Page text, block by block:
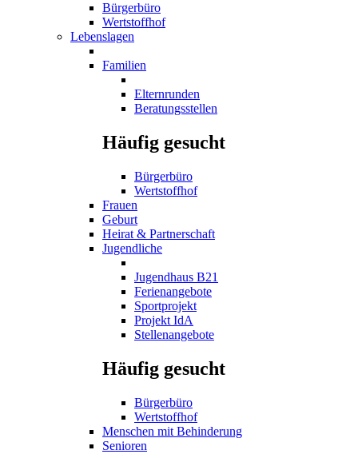
Bürgerbüro
Wertstoffhof
Lebenslagen
Familien
Elternrunden
Beratungsstellen
Häufig gesucht
Bürgerbüro
Wertstoffhof
Frauen
Geburt
Heirat & Partnerschaft
Jugendliche
Jugendhaus B21
Ferienangebote
Sportprojekt
Projekt IdA
Stellenangebote
Häufig gesucht
Bürgerbüro
Wertstoffhof
Menschen mit Behinderung
Senioren